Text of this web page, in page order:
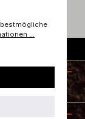
...